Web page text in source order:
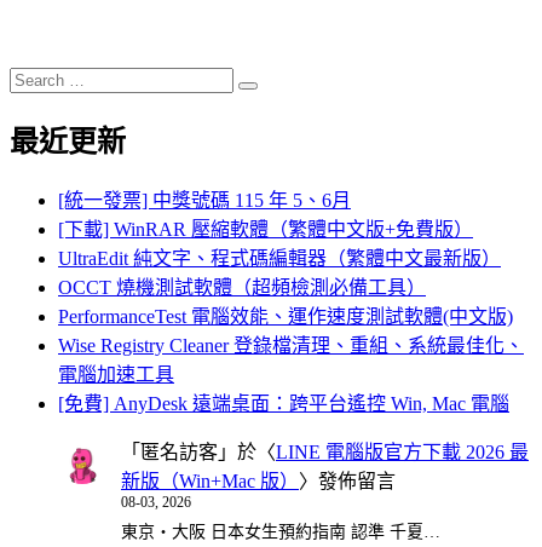
Search
for:
Search
最近更新
[統一發票] 中獎號碼 115 年 5、6月
[下載] WinRAR 壓縮軟體（繁體中文版+免費版）
UltraEdit 純文字、程式碼編輯器（繁體中文最新版）
OCCT 燒機測試軟體（超頻檢測必備工具）
PerformanceTest 電腦效能、運作速度測試軟體(中文版)
Wise Registry Cleaner 登錄檔清理、重組、系統最佳化、
電腦加速工具
[免費] AnyDesk 遠端桌面：跨平台遙控 Win, Mac 電腦
「 匿名訪客 」於〈LINE 電腦版官方下載 2026 最
新版（Win+Mac 版） 〉發佈留言
08-03, 2026
東京・大阪 日本女生預約指南 認準 千夏…